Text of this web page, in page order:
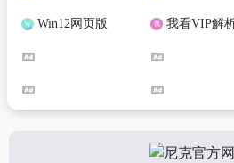
Win12网页版 我看VIP解